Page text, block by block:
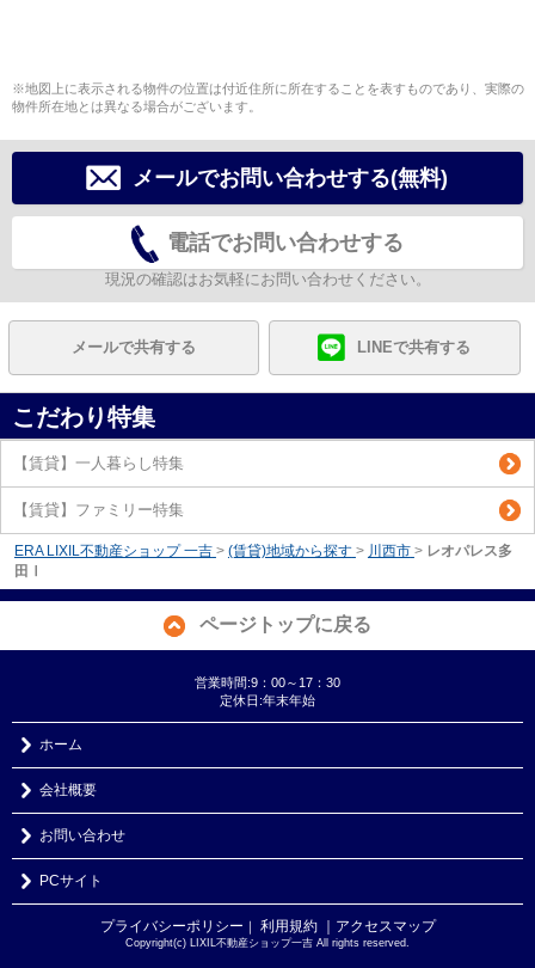
※地図上に表示される物件の位置は付近住所に所在することを表すものであり、実際の
物件所在地とは異なる場合がございます。
メールでお問い合わせする(無料)
電話でお問い合わせする
現況の確認はお気軽にお問い合わせください。
メールで共有する LINEで共有する
こだわり特集
【賃貸】一人暮らし特集
【賃貸】ファミリー特集
ERA LIXIL不動産ショップ 一吉 > (賃貸)地域から探す > 川西市 > レオパレス多
田Ⅰ
ページトップに戻る
営業時間:9：00～17：30
定休日:年末年始
ホーム
会社概要
お問い合わせ
PCサイト
プライバシーポリシー 利用規約 ｜アクセスマップ
Copyright(c) LIXIL不動産ショップ一吉 All rights reserved.